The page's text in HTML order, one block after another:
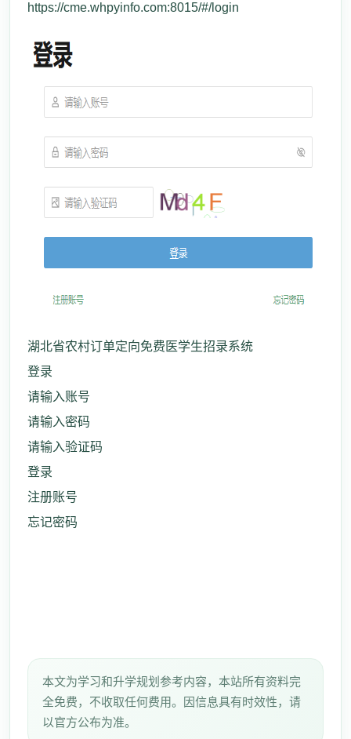
https://cme.whpyinfo.com:8015/#/login
湖北省农村订单定向免费医学生招录系统
登录
请输入账号
请输入密码
请输入验证码
登录
注册账号
忘记密码
本文为学习和升学规划参考内容，本站所有资料完
全免费，不收取任何费用。因信息具有时效性，请
以官方公布为准。